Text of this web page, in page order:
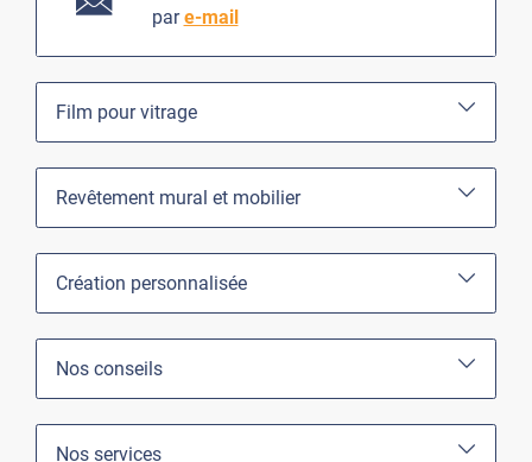
pare-mail
Film pour vitrage
Revêtement mural et mobilier
Création personnalisée
Nos conseils
Nos services